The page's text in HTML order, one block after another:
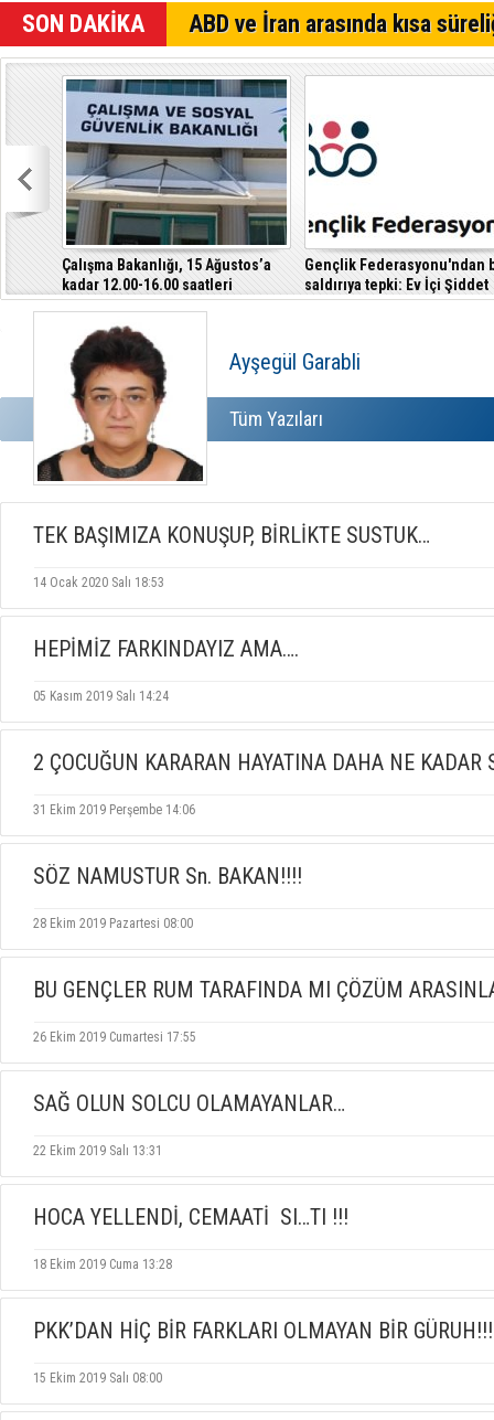
Dikkat
Denktaş:
SON DAKİKA ABD ve İran arasında kısa
Çalışma Bakanlığı, 15 Ağustos’a
kadar 12.00-16.00 saatleri
arasında güneş altında çalışmayı
yasakladı
Gençlik Federasyonu'ndan
saldırıya tepki: Ev İçi Şiddet
Yasası hayata geçirilmeli
Ayşegül Garabli
Tüm Yazıları
TEK BAŞIMIZA KONUŞUP, BİRLİKTE SUSTUK…
14 Ocak 2020 Salı 18:53
HEPİMİZ FARKINDAYIZ AMA….
05 Kasım 2019 Salı 14:24
2 ÇOCUĞUN KARARAN HAYATINA DAHA NE KADAR
??
31 Ekim 2019 Perşembe 14:06
SÖZ NAMUSTUR Sn. BAKAN!!!!
28 Ekim 2019 Pazartesi 08:00
BU GENÇLER RUM TARAFINDA MI ÇÖZÜM
26 Ekim 2019 Cumartesi 17:55
SAĞ OLUN SOLCU OLAMAYANLAR…
22 Ekim 2019 Salı 13:31
HOCA YELLENDİ, CEMAATİ SI…TI !!!
18 Ekim 2019 Cuma 13:28
PKK’DAN HİÇ BİR FARKLARI OLMAYAN BİR
15 Ekim 2019 Salı 08:00